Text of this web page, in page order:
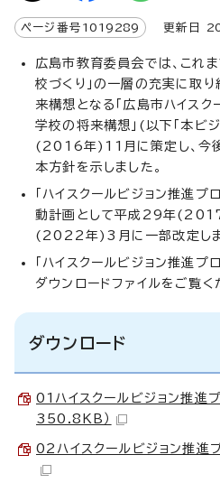
ページ番号 1019289 更新日
広島市教育委員会では、これ
校づくり」の一層の充実に取
来構想となる「広島市ハイス
学校の将来構想」(以下「本ビ
(2016年)11月に策定し、今
本方針を示しました。
「ハイスクールビジョン推進プ
動計画として平成29年
(2022年)3月に一部改定しま
「ハイスクールビジョン推進プ
ダウンロードファイルをご覧く
ダウンロード
01ハイスクールビジョン推進
350.8KB）
02ハイスクールビジョン推